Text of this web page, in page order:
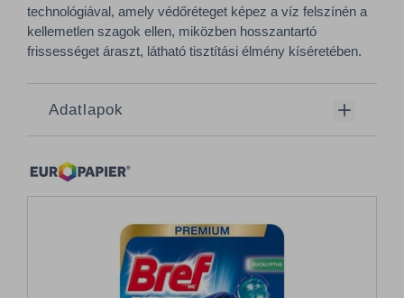
technológiával, amely védőréteget képez a víz felszínén a
kellemetlen szagok ellen, miközben hosszantartó
frissességet áraszt, látható tisztítási élmény kíséretében.
Adatlapok